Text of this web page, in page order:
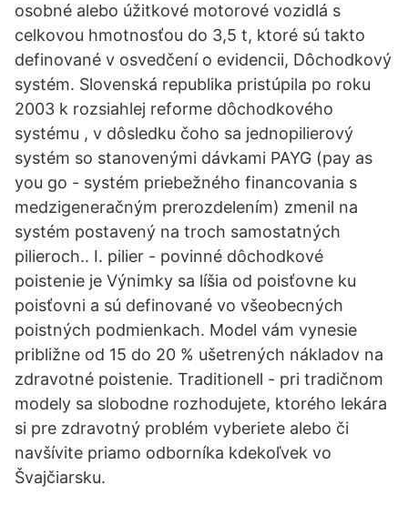
osobné alebo úžitkové motorové vozidlá s
celkovou hmotnosťou do 3,5 t, ktoré sú takto
definované v osvedčení o evidencii, Dôchodkový
systém. Slovenská republika pristúpila po roku
2003 k rozsiahlej reforme dôchodkového
systému , v dôsledku čoho sa jednopilierový
systém so stanovenými dávkami PAYG (pay as
you go - systém priebežného financovania s
medzigeneračným prerozdelením) zmenil na
systém postavený na troch samostatných
pilieroch.. I. pilier - povinné dôchodkové
poistenie je Výnimky sa líšia od poisťovne ku
poisťovni a sú definované vo všeobecných
poistných podmienkach. Model vám vynesie
približne od 15 do 20 % ušetrených nákladov na
zdravotné poistenie. Traditionell - pri tradičnom
modely sa slobodne rozhodujete, ktorého lekára
si pre zdravotný problém vyberiete alebo či
navšívite priamo odborníka kdekoľvek vo
Švajčiarsku.